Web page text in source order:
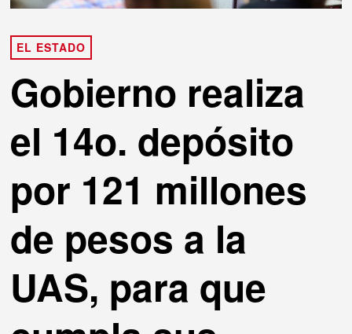
EL ESTADO
Gobierno realiza
el 14o. depósito
por 121 millones
de pesos a la
UAS, para que